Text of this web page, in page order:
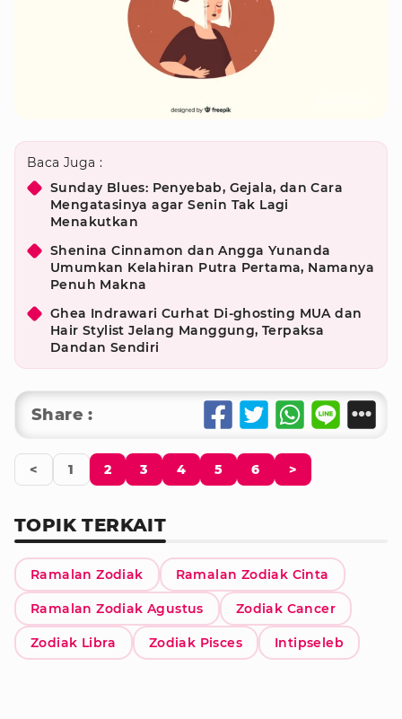
Baca Juga :
Sunday Blues: Penyebab, Gejala, dan Cara
Mengatasinya agar Senin Tak Lagi
Menakutkan
Shenina Cinnamon dan Angga Yunanda
Umumkan Kelahiran Putra Pertama, Namanya
Penuh Makna
Ghea Indrawari Curhat Di-ghosting MUA dan
Hair Stylist Jelang Manggung, Terpaksa
Dandan Sendiri
Share :
< 1 2 3 4 5 6 >
TOPIK TERKAIT
Ramalan Zodiak Ramalan Zodiak Cinta
Ramalan Zodiak Agustus Zodiak Cancer
Zodiak Libra Zodiak Pisces Intipseleb